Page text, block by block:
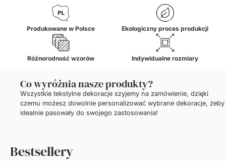
Produkowane w Polsce Ekologiczny proces produkcji
Różnorodność wzorów Indywidualne rozmiary
Co wyróżnia nasze produkty?
Wszystkie tekstylne dekoracje szyjemy na zamówienie, dzięki
czemu możesz dowolnie personalizować wybrane dekoracje, żeby
idealnie pasowały do swojego zastosowania!
Bestsellery